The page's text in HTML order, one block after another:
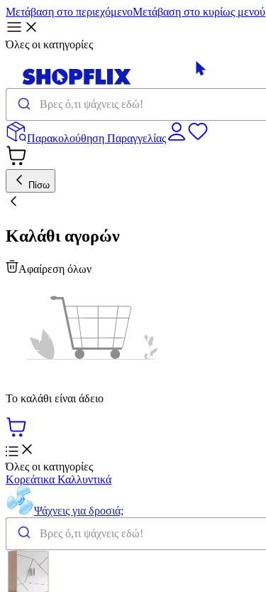
Μετάβαση στο περιεχόμενοΜετάβαση στο κυρίως μενού
Όλες οι κατηγορίες
Παρακολούθηση Παραγγελίας
Πίσω
Καλάθι αγορών
Αφαίρεση όλων
Το καλάθι είναι άδειο
Όλες οι κατηγορίες
Κορεάτικα Καλλυντικά
Ψάχνεις για δροσιά;